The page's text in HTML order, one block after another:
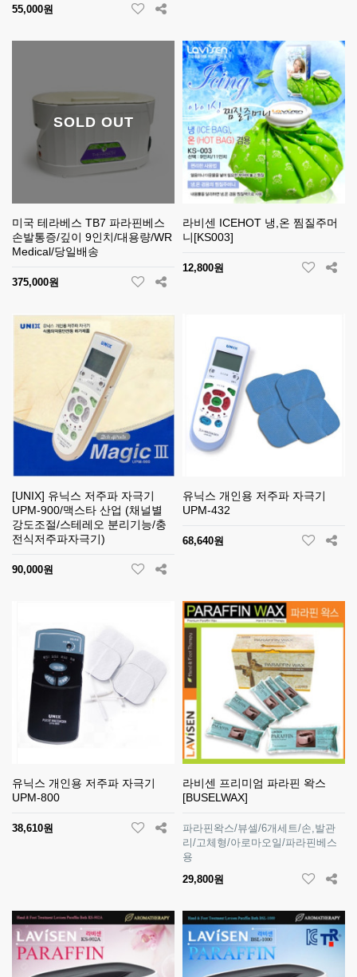
55,000원
SOLD OUT
미국 테라베스 TB7 파라핀베스
손발통증/깊이 9인치/대용량/WR
Medical/당일배송
375,000원
라비센 ICEHOT 냉,온 찜질주머
니[KS003]
12,800원
[UNIX] 유닉스 저주파 자극기
UPM-900/맥스타 산업 (채널별
강도조절/스테레오 분리기능/충
전식저주파자극기)
90,000원
유닉스 개인용 저주파 자극기
UPM-432
68,640원
유닉스 개인용 저주파 자극기
UPM-800
38,610원
라비센 프리미엄 파라핀 왁스
[BUSELWAX]
파라핀왁스/뷰셀/6개세트/손,발관
리/고체형/아로마오일/파라핀베스
용
29,800원